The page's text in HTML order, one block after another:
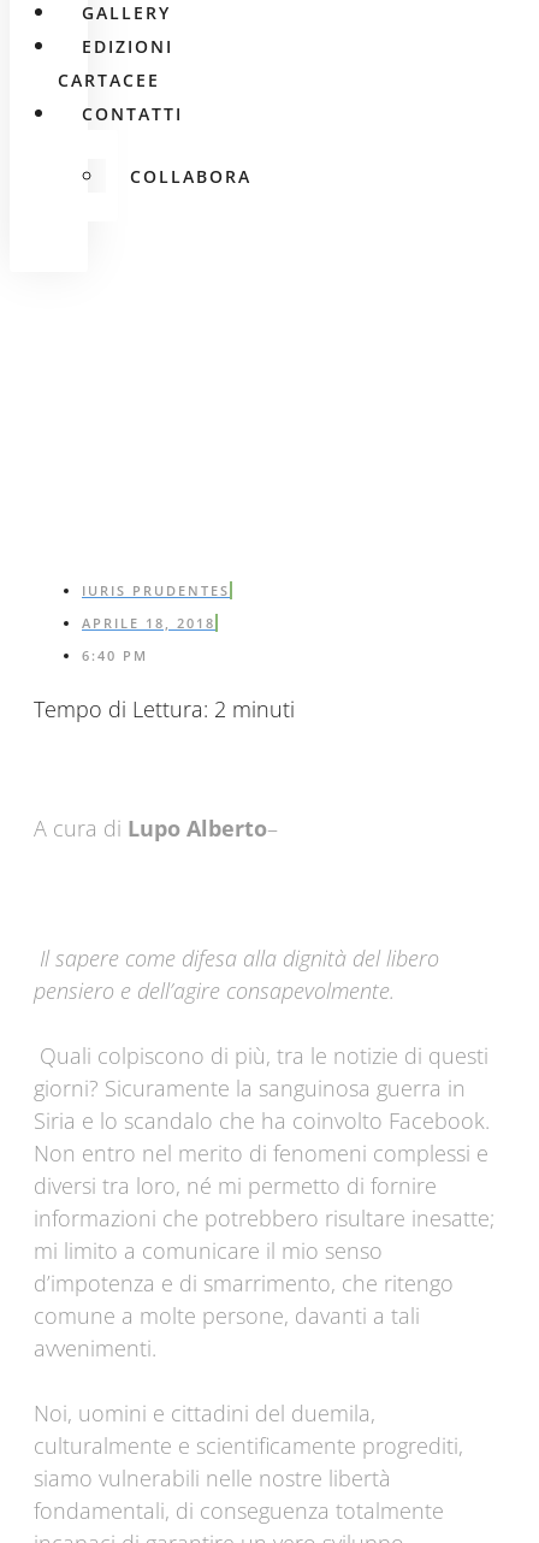
GALLERY
EDIZIONI
CARTACEE
CONTATTI
COLLABORA
IURIS PRUDENTES
APRILE 18, 2018
6:40 PM
Tempo di Lettura: 2 minuti
A cura di Lupo Alberto–
Il sapere come difesa alla dignità del libero
pensiero e dell’agire consapevolmente.
Quali colpiscono di più, tra le notizie di questi
giorni? Sicuramente la sanguinosa guerra in
Siria e lo scandalo che ha coinvolto Facebook.
Non entro nel merito di fenomeni complessi e
diversi tra loro, né mi permetto di fornire
informazioni che potrebbero risultare inesatte;
mi limito a comunicare il mio senso
d’impotenza e di smarrimento, che ritengo
comune a molte persone, davanti a tali
avvenimenti.
Noi, uomini e cittadini del duemila,
culturalmente e scientificamente progrediti,
siamo vulnerabili nelle nostre libertà
fondamentali, di conseguenza totalmente